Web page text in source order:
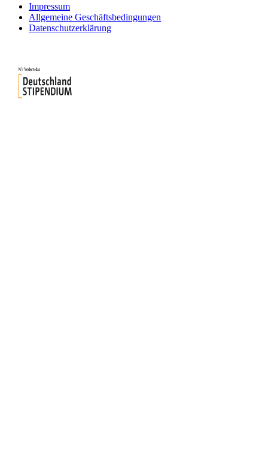
Impressum
Allgemeine Geschäftsbedingungen
Datenschutzerklärung